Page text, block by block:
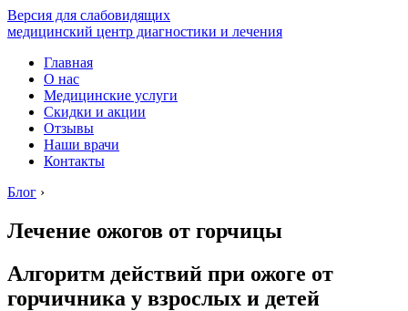
Версия для слабовидящих
медицинский центр диагностики и лечения
Главная
О нас
Медицинские услуги
Скидки и акции
Отзывы
Наши врачи
Контакты
Блог ›
Лечение ожогов от горчицы
Алгоритм действий при ожоге от
горчичника у взрослых и детей